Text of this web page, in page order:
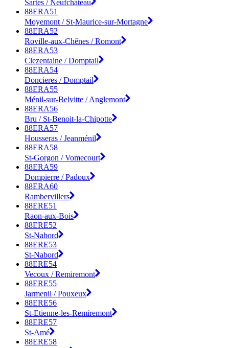
Sartes / Neufchâteau
88ERA51
Moyemont / St-Maurice-sur-Mortagne
88ERA52
Roville-aux-Chênes / Romont
88ERA53
Clezentaine / Domptail
88ERA54
Doncieres / Domptail
88ERA55
Ménil-sur-Belvitte / Anglemont
88ERA56
Bru / St-Benoit-la-Chipotte
88ERA57
Housseras / Jeanménil
88ERA58
St-Gorgon / Vomecourt
88ERA59
Dompierre / Padoux
88ERA60
Rambervillers
88ERE51
Raon-aux-Bois
88ERE52
St-Nabord
88ERE53
St-Nabord
88ERE54
Vecoux / Remiremont
88ERE55
Jarmenil / Pouxeux
88ERE56
St-Etienne-les-Remiremont
88ERE57
St-Amé
88ERE58